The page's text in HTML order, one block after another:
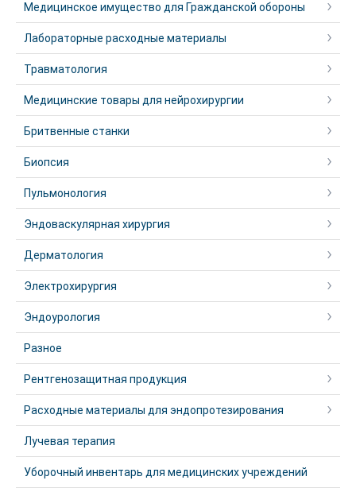
Медицинское имущество для Гражданской обороны
Лабораторные расходные материалы
Травматология
Медицинские товары для нейрохирургии
Бритвенные станки
Биопсия
Пульмонология
Эндоваскулярная хирургия
Дерматология
Электрохирургия
Эндоурология
Разное
Рентгенозащитная продукция
Расходные материалы для эндопротезирования
Лучевая терапия
Уборочный инвентарь для медицинских учреждений